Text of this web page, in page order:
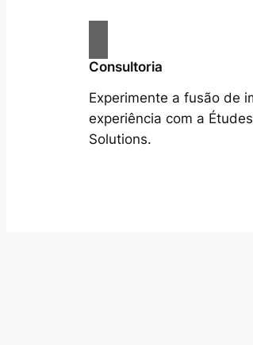
Consultoria
Experimente a fusão de
experiência com a
Solutions.